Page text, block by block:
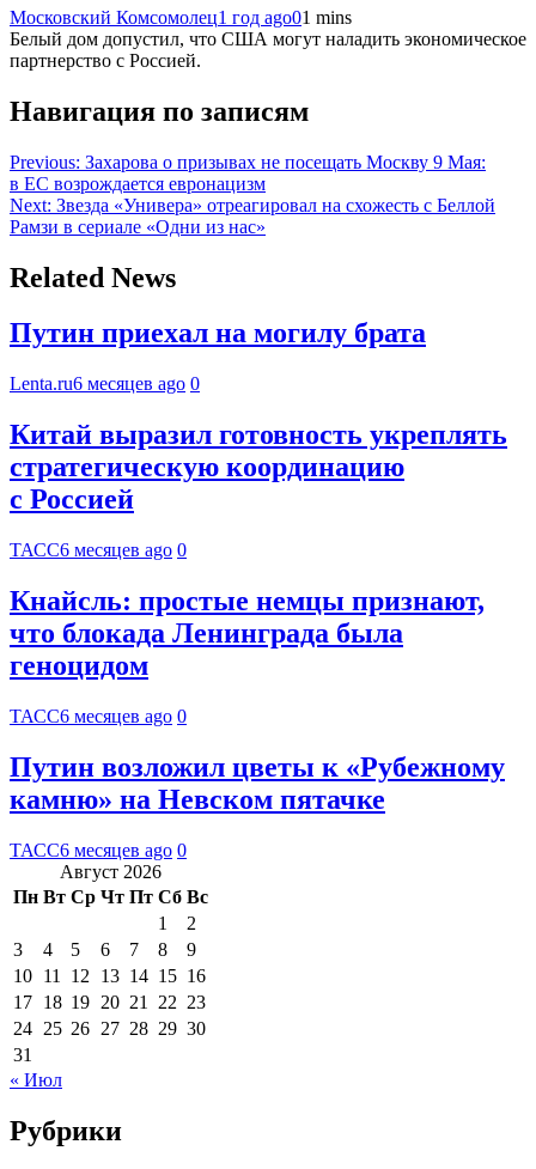
Московский Комсомолец1 год ago01 mins
Белый дом допустил, что США могут наладить экономическое
партнерство с Россией.
Навигация по записям
Previous: Захарова о призывах не посещать Москву 9 Мая:
в ЕС возрождается евронацизм
Next: Звезда «Универа» отреагировал на схожесть с Беллой
Рамзи в сериале «Одни из нас»
Related News
Путин приехал на могилу брата
Lenta.ru6 месяцев ago 0
Китай выразил готовность укреплять
стратегическую координацию
с Россией
ТАСС6 месяцев ago 0
Кнайсль: простые немцы признают,
что блокада Ленинграда была
геноцидом
ТАСС6 месяцев ago 0
Путин возложил цветы к «Рубежному
камню» на Невском пятачке
ТАСС6 месяцев ago 0
Август 2026
Пн Вт Ср Чт Пт Сб Вс
1
2
3
4 5 6 7 8
9
10 11 12 13 14 15 16
17 18 19 20 21 22 23
24 25 26 27 28 29 30
31
« Июл
Рубрики